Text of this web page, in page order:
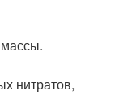
нитратов,